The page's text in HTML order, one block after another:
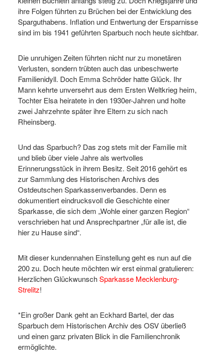
ihre Folgen führten zu Brüchen bei der Entwicklung des
Sparguthabens. Inflation und Entwertung der Ersparnisse
sind im bis 1941 geführten Sparbuch noch heute sichtbar.
Die unruhigen Zeiten führten nicht nur zu monetären
Verlusten, sondern trübten auch das unbeschwerte
Familienidyll. Doch Emma Schröder hatte Glück. Ihr
Mann kehrte unversehrt aus dem Ersten Weltkrieg heim,
Tochter Elsa heiratete in den 1930er-Jahren und holte
zwei Jahrzehnte später ihre Eltern zu sich nach
Rheinsberg.
Und das Sparbuch? Das zog stets mit der Familie mit
und blieb über viele Jahre als wertvolles
Erinnerungsstück in ihrem Besitz. Seit 2016 gehört es
zur Sammlung des Historischen Archivs des
Ostdeutschen Sparkassenverbandes. Denn es
dokumentiert eindrucksvoll die Geschichte einer
Sparkasse, die sich dem „Wohle einer ganzen Region“
verschrieben hat und Ansprechpartner „für alle ist, die
hier zu Hause sind“.
Mit dieser kundennahen Einstellung geht es nun auf die
200 zu. Doch heute möchten wir erst einmal gratulieren:
Herzlichen GlückwunschSparkasse Mecklenburg-
Strelitz!
*Ein großer Dank geht an Eckhard Bartel, der das
Sparbuch dem Historischen Archiv des OSV überließ
und einen ganz privaten Blick in die Familienchronik
ermöglichte.